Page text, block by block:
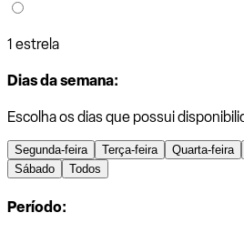
1 estrela
Dias da semana:
Escolha os dias que possui
Segunda-feira Terça-feira Quarta-feira
Sábado
Todos
Período: